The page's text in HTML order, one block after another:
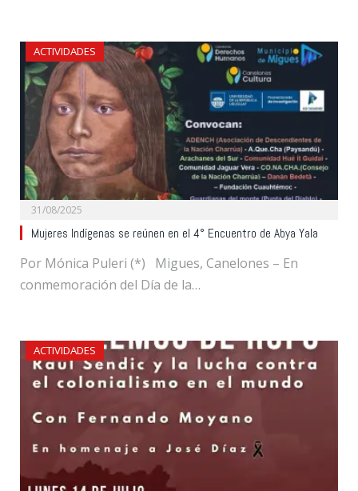
ACTIVIDADES
31/08/2025
Mujeres Indígenas se reúnen en el 4° Encuentro de Abya Yala
Por Mónica Puleri (*) Migues, Canelones – En
conmemoración del Día de la…
ACTIVIDADES